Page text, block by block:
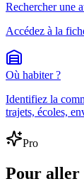
Rechercher une
Accédez à la
Où habiter ?
Identifiez la
trajets, écoles,
Pro
Pour aller